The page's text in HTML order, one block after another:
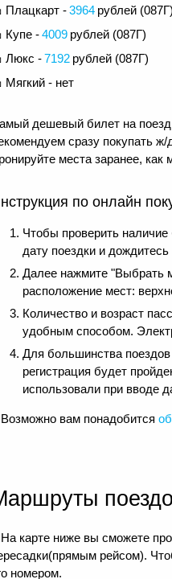
Плацкарт -3964 рублей (087Г
Купе -4009 рублей (087Г)
Люкс -7192 рублей (087Г)
Мягкий - нет
дешевый билет на
сразу покупать
места заранее,
по онлайн
Чтобы проверить
дату поездки и
Далее нажмите "Выбрать
расположение мест:
Количество и возраст
удобным способом.
Для большинства поездов
регистрация будет
использовали при вводе
Возможно вам понадобится
На карте ниже вы сможете
рейсом).
номером.